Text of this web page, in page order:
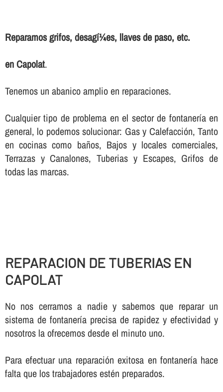
Reparamos grifos, desagí¼es, llaves de paso, etc.
en Capolat.
Tenemos un abanico amplio en reparaciones.
Cualquier tipo de problema en el sector de fontanerí­a en
general, lo podemos solucionar: Gas y Calefacción, Tanto
en cocinas como baños, Bajos y locales comerciales,
Terrazas y Canalones, Tuberias y Escapes, Grifos de
todas las marcas.
REPARACION DE TUBERIAS EN
CAPOLAT
No nos cerramos a nadie y sabemos que reparar un
sistema de fontanerí­a precisa de rapidez y efectividad y
nosotros la ofrecemos desde el minuto uno.
Para efectuar una reparación exitosa en fontanerí­a hace
falta que los trabajadores estén preparados.